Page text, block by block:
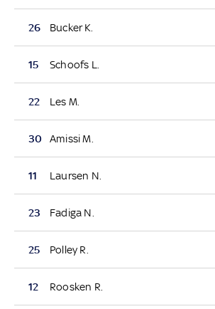
26 Bucker K.
15 Schoofs L.
22 Les M.
30 Amissi M.
11 Laursen N.
23 Fadiga N.
25 Polley R.
12 Roosken R.